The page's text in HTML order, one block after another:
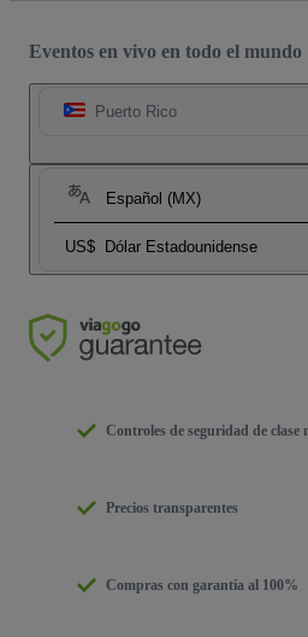
Eventos en vivo en todo el mundo
Puerto Rico
Español (MX)
US$ Dólar Estadounidense
Controles de seguridad de clase
Precios transparentes
Compras con garantía al 100%